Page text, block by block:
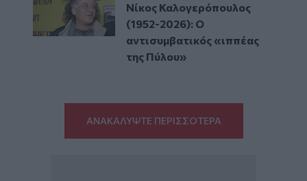
Νίκος Καλογερόπουλος
(1952-2026): O
αντισυμβατικός «ιππέας
της Πύλου»
ΑΝΑΚΑΛΥΨΤΕ ΠΕΡΙΣΣΟΤΕΡΑ